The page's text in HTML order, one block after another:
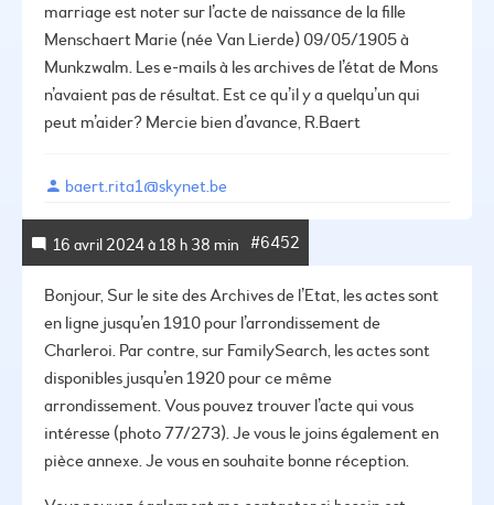
baert.rita1@skynet.be
marriage est noter sur l’acte de naissance de la fille
Menschaert Marie (née Van Lierde) 09/05/1905 à
Munkzwalm. Les e-mails à les archives de l’état de Mons
n’avaient pas de résultat. Est ce qu’il y a quelqu’un qui
peut m’aider? Mercie bien d’avance, R.Baert
16 avril 2024 à 18 h 38 min #6452
Bonjour, Sur le site des Archives de l’Etat, les actes sont
en ligne jusqu’en 1910 pour l’arrondissement de
Charleroi. Par contre, sur FamilySearch, les actes sont
disponibles jusqu’en 1920 pour ce même
arrondissement.Vous pouvez trouver l’acte qui vous
intéresse (photo 77/273). Je vous le joins également en
pièce annexe.Je vous en souhaite bonne réception.